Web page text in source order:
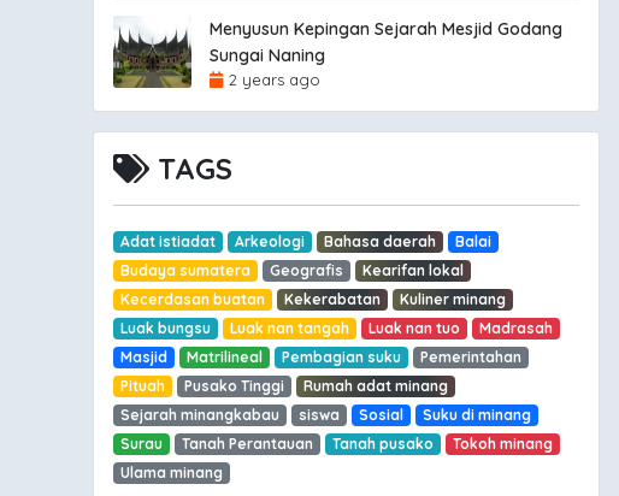
Menyusun Kepingan Sejarah Mesjid Godang
Sungai Naning
2 years ago
TAGS
Adat istiadat Arkeologi Bahasa daerah
Balai
Budaya sumatera
Geografis
Kearifan lokal
Kecerdasan buatan
Kekerabatan
Kuliner minang
Luak bungsu
Luak nan tangah Luak nan tuo
Madrasah
Masjid
Matrilineal Pembagian suku
Pemerintahan
Pituah
Pusako Tinggi
Rumah adat minang
Sejarah minangkabau
siswa Sosial
Suku di minang
Surau
Tanah Perantauan Tanah pusako
Tokoh minang
Ulama minang